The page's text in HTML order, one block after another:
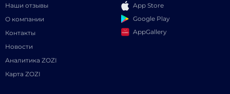
Наши отзывы
О компании
Контакты
Новости
Аналитика ZOZI
Карта ZOZI
App Store
Google Play
AppGallery